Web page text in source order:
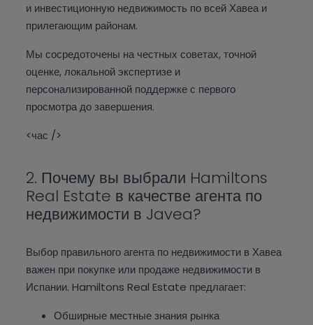
и инвестиционную недвижимость по всей Хавеа и
прилегающим районам.
Мы сосредоточены на честных советах, точной
оценке, локальной экспертизе и
персонализированной поддержке с первого
просмотра до завершения.
<час />
2. Почему вы выбрали Hamiltons
Real Estate в качестве агента по
недвижимости в Javea?
Выбор правильного агента по недвижимости в Хавеа
важен при покупке или продаже недвижимости в
Испании. Hamiltons Real Estate предлагает:
Обширные местные знания рынка